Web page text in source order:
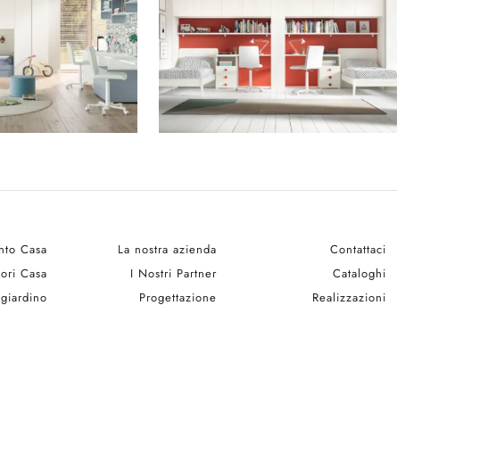
Casa
Casa
La nostra azienda
I Nostri Partner
Progettazione
Contattaci
Cataloghi
Realizzazioni